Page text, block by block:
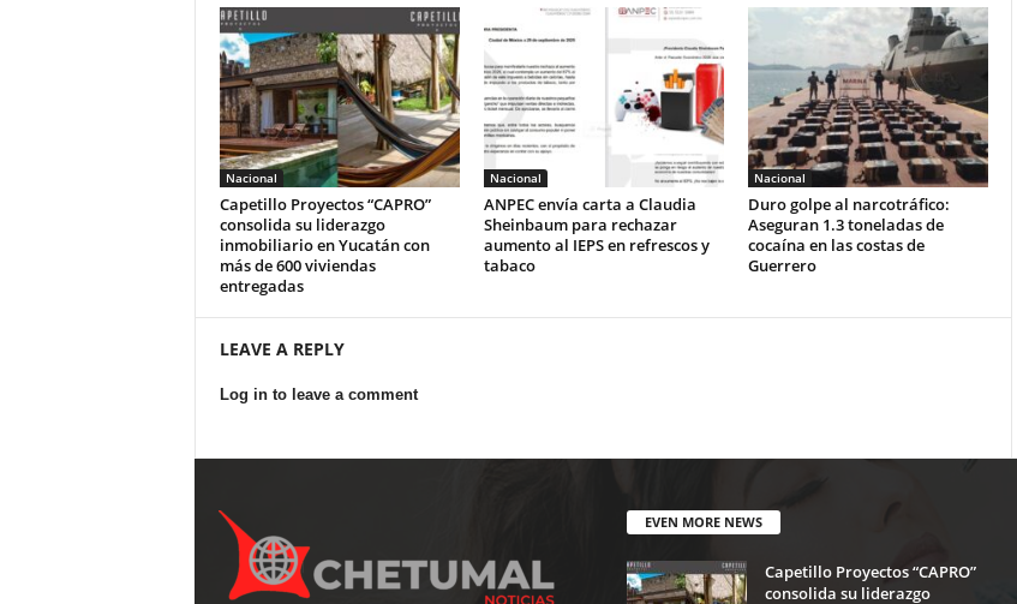
Nacional
Capetillo Proyectos “CAPRO”
consolida su liderazgo
inmobiliario en Yucatán con
más de 600 viviendas
entregadas
Nacional
ANPEC envía carta a Claudia
Sheinbaum para rechazar
aumento al IEPS en refrescos y
tabaco
Nacional
Duro golpe al narcotráfico:
Aseguran 1.3 toneladas de
cocaína en las costas de
Guerrero
LEAVE A REPLY
Log in to leave a comment
EVEN MORE NEWS
Capetillo Proyectos “CAPRO”
consolida su liderazgo